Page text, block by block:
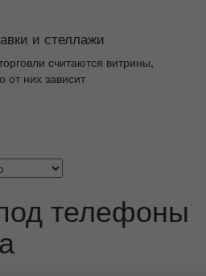
и стеллажи
считаются витрины,
них зависит
телефоны